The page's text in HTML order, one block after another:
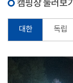
캠핑장 둘러보기
대한 독립